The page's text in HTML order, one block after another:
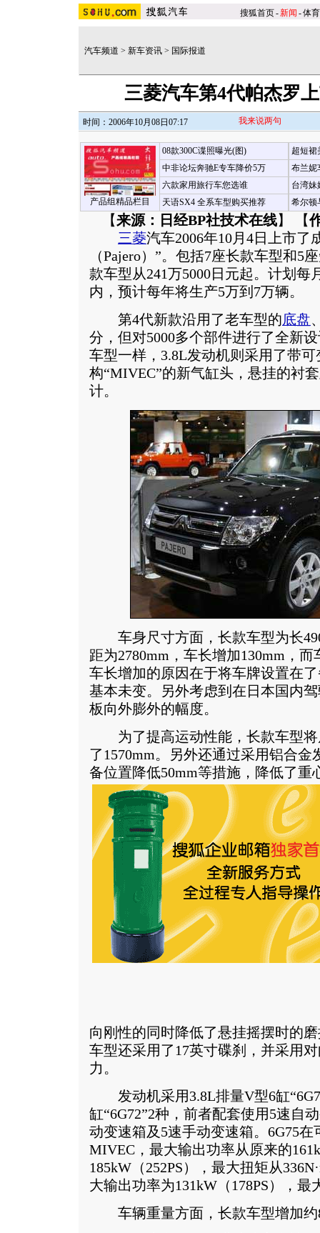
搜狐首页-新闻 -体育
汽车频道 > 新车资讯 > 国际报道
三菱汽车第4代帕杰罗
时间：2006年10月08日07:17 我来说两句
产品组精品栏目
08款300C谍照曝光(图)
中非论坛奔驰E专车降价5万
六款家用旅行车您选谁
天语SX4 全系车型购买推荐
超短裙
布兰妮
台湾妹
希尔顿
【来源：日经BP社技术在线】 【
三菱汽车2006年10月4日上市了
（Pajero）”。包括7座长款车型和5
款车型从241万5000日元起。计划每
内，预计每年将生产5万到7万辆。
第4代新款沿用了老车型的底盘
分，但对5000多个部件进行了全新
车型一样，3.8L发动机则采用了带
构“MIVEC”的新气缸头，悬挂的衬
计。
车身尺寸方面，长款车型为长
距为2780mm，车长增加130mm，
车长增加的原因在于将车牌设置在
基本未变。另外考虑到在日本国内
板向外膨外的幅度。
为了提高运动性能，长款车型将
了1570mm。另外还通过采用铝合
备位置降低50mm等措施，降低了重
向刚性的同时降低了悬挂摇摆时的
车型还采用了17英寸碟刹，并采用
力。
发动机采用3.8L排量V型6缸
缸“6G72”2种，前者配套使用5速自
动变速箱及5速手动变速箱。6G75
MIVEC，最大输出功率从原来的
185kW（252PS），最大扭矩从
大输出功率为131kW（178PS），最
车辆重量方面，长款车型增加约